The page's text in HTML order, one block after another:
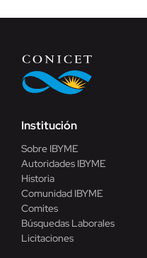
Institución
Sobre IBYME
Autoridades IBYME
Historia
Comunidad IBYME
Comites
Búsquedas Laborales
Licitaciones